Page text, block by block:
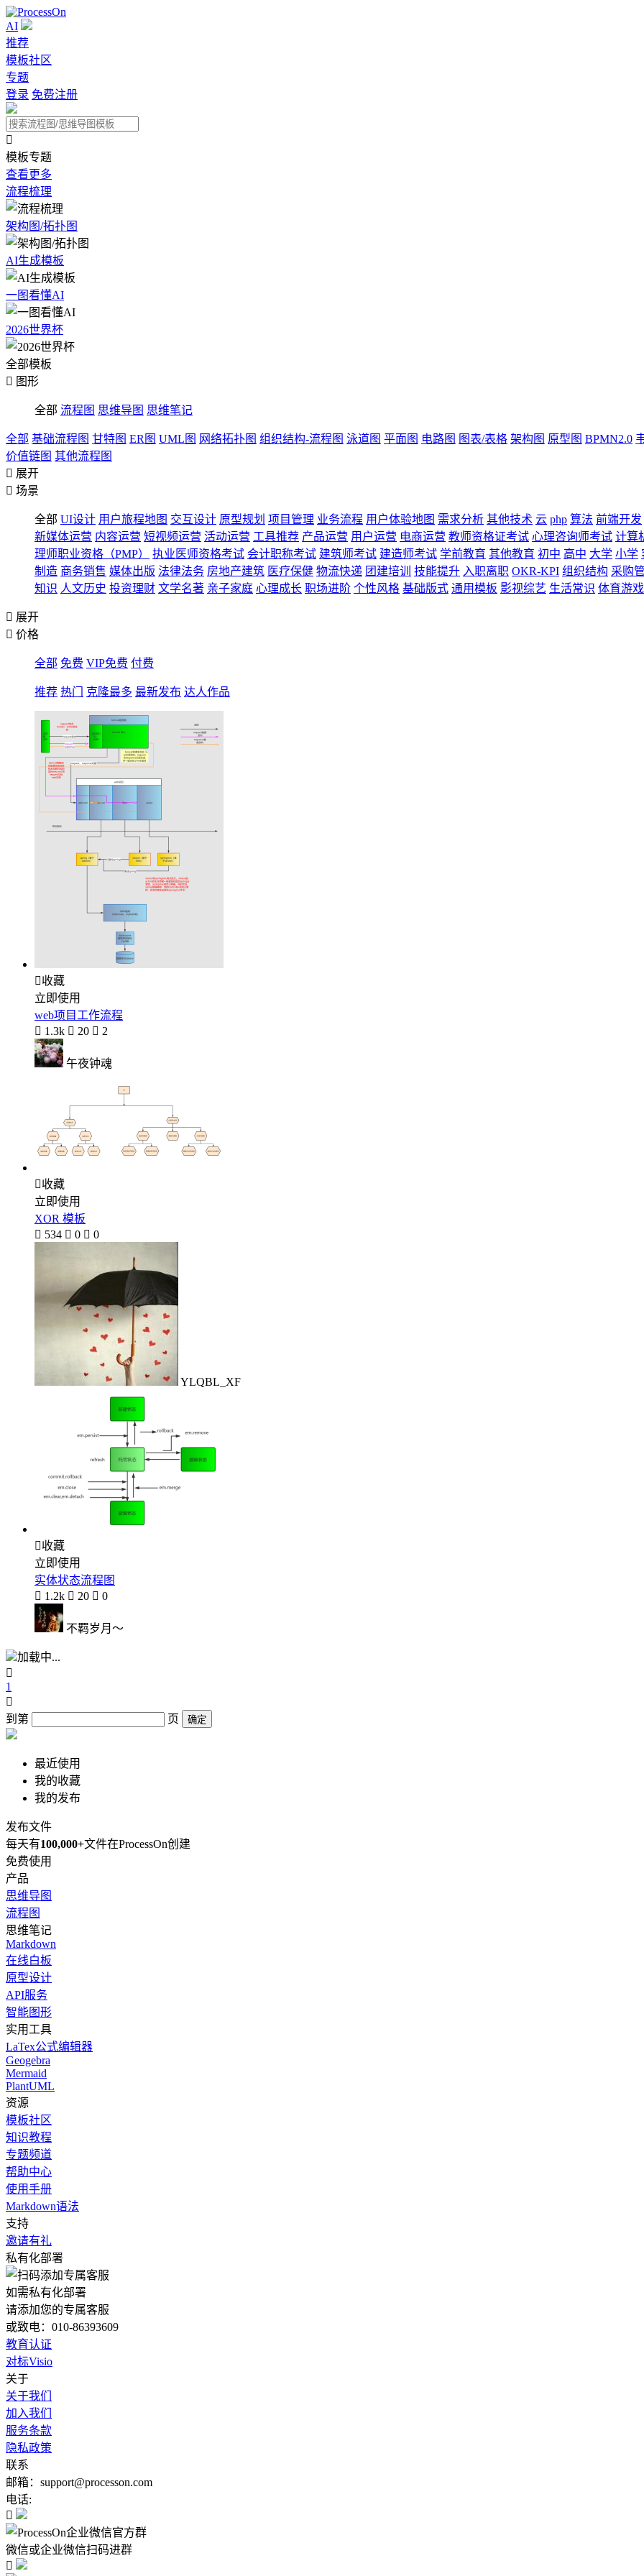
AI
推荐
模板社区
专题
登录 免费注册

模板专题
查看更多
流程梳理
架构图/拓扑图
AI生成模板
一图看懂AI
2026世界杯
全部模板
 图形
全部 流程图 思维导图 思维笔记
全部 基础流程图 甘特图 ER图 UML图 网络拓扑图 组织结构-流程图 泳道图 平面图 电路图 图表/表格 架构图 原型图 BPMN2.0
价值链图 其他流程图
 展开
 场景
全部 UI设计 用户旅程地图 交互设计 原型规划 项目管理 业务流程 用户体验地图 需求分析 其他技术 云 php 算法 前端开发
新媒体运营 内容运营 短视频运营 活动运营 工具推荐 产品运营 用户运营 电商运营 教师资格证考试 心理咨询师考试 计算
理师职业资格（PMP）
执业医师资格考试 会计职称考试 建筑师考试 建造师考试 学前教育 其他教育 初中 高中 大学 小学
制造 商务销售 媒体出版 法律法务 房地产建筑 医疗保健 物流快递 团建培训 技能提升 入职离职 OKR-KPI 组织结构 采购
知识 人文历史 投资理财 文学名著 亲子家庭 心理成长 职场进阶 个性风格 基础版式 通用模板 影视综艺 生活常识 体育游戏
 展开
 价格
全部 免费 VIP免费 付费
推荐 热门 克隆最多 最新发布 达人作品
收藏
立即使用
web项目工作流程
 1.3k  20  2
午夜钟魂
收藏
立即使用
XOR 模板
 534  0  0
YLQBL_XF
收藏
立即使用
实体状态流程图
 1.2k  20  0
不羁岁月～
加载中...

1

到第
页 确定
最近使用
我的收藏
我的发布
发布文件
每天有100,000+文件在ProcessOn创建
免费使用
产品
思维导图
流程图
思维笔记
Markdown
在线白板
原型设计
API服务
智能图形
实用工具
LaTex公式编辑器
Geogebra
Mermaid
PlantUML
资源
模板社区
知识教程
专题频道
帮助中心
使用手册
Markdown语法
支持
邀请有礼
私有化部署
如需私有化部署
请添加您的专属客服
或致电：010-86393609
教育认证
对标Visio
关于
关于我们
加入我们
服务条款
隐私政策
联系
邮箱：support@processon.com
电话:

微信或企业微信扫码进群
